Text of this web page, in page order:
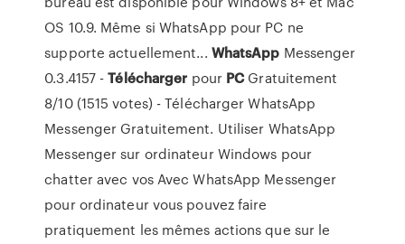
OS 10.9. Même si WhatsApp pour PC ne
supporte actuellement... WhatsApp Messenger
0.3.4157 -Télécharger pour PCGratuitement
8/10 (1515 votes) - Télécharger WhatsApp
Messenger Gratuitement. Utiliser WhatsApp
Messenger sur ordinateur Windows pour
chatter avec vos Avec WhatsApp Messenger
pour ordinateur vous pouvez faire
pratiquement les mêmes actions que sur le